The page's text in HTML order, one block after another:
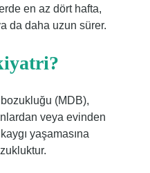
en az dört hafta,
da daha uzun sürer.
(MDB),
veya evinden
yaşamasına